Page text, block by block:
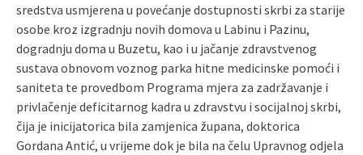
sredstva usmjerena u povećanje dostupnosti skrbi za starije
osobe kroz izgradnju novih domova u Labinu i Pazinu,
dogradnju doma u Buzetu, kao i u jačanje zdravstvenog
sustava obnovom voznog parka hitne medicinske pomoći i
saniteta te provedbom Programa mjera za zadržavanje i
privlačenje deficitarnog kadra u zdravstvu i socijalnoj skrbi,
čija je inicijatorica bila zamjenica župana, doktorica
Gordana Antić, u vrijeme dok je bila na čelu Upravnog odjela